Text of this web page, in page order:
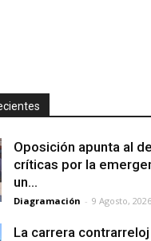
Oposición apunta al
críticas por la
un...
Diagramación - 9 Agosto, 2026
La carrera